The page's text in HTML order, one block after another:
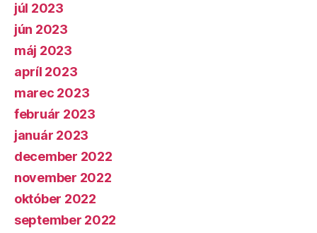
júl 2023
jún 2023
máj 2023
apríl 2023
marec 2023
február 2023
január 2023
december 2022
november 2022
október 2022
september 2022